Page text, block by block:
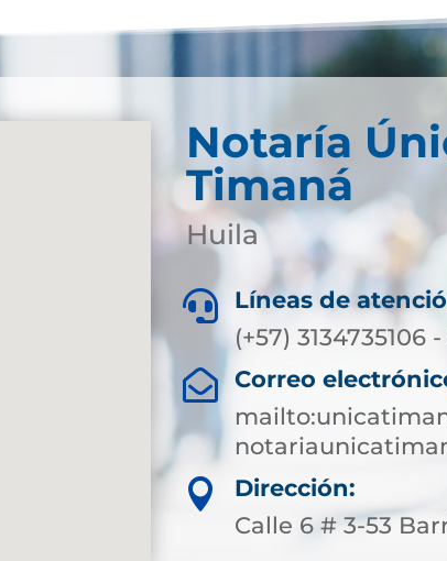
Notaría
Timaná
Huila

Líneas de
(+57) 3134735106

Correo

Dirección:
Calle 6 # 3-53